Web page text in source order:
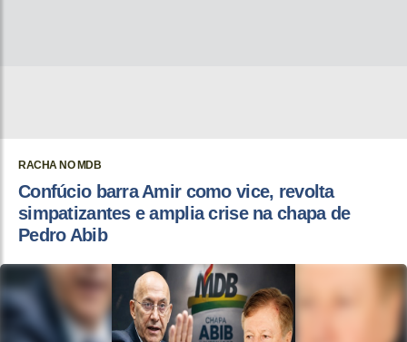
RACHA NO MDB
Confúcio barra Amir como vice, revolta
simpatizantes e amplia crise na chapa de
Pedro Abib